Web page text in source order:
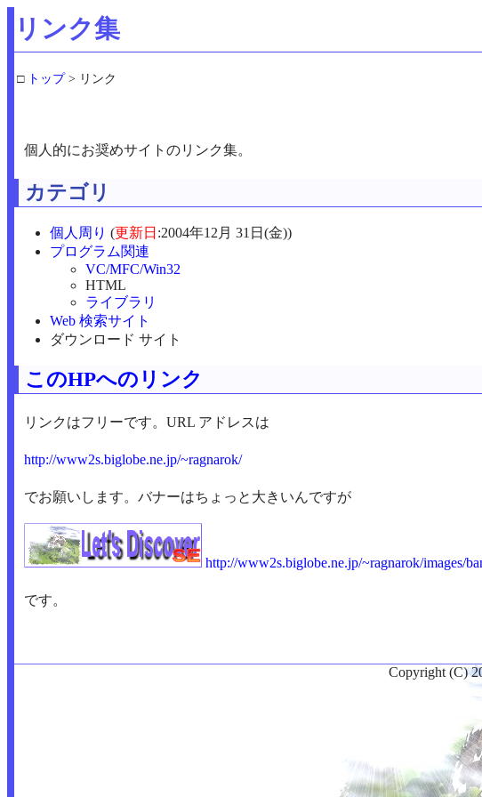
リンク集
□ トップ> リンク
個人的にお奨めサイトのリンク集。
カテゴリ
個人周り (更新日 :2004年12月 31日(金))
プログラム関連
VC/MFC/Win32
HTML
ライブラリ
Web 検索サイト
ダウンロード サイト
このHPへのリンク
リンクはフリーです。URL アドレスは
http://www2s.biglobe.ne.jp/~ragnarok/
でお願いします。バナーはちょっと大きいんですが
http://www2s.biglobe.ne.jp/~ragnarok/images/
です。
Copyright (C)